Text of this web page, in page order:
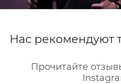
Нас рекомендуют
Прочитайте